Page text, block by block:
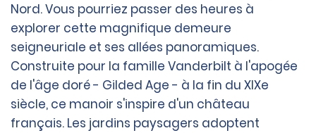
Nord. Vous pourriez passer des heures à
explorer cette magnifique demeure
seigneuriale et ses allées panoramiques.
Construite pour la famille Vanderbilt à l'apogée
de l'âge doré - Gilded Age - à la fin du XIXe
siècle, ce manoir s'inspire d'un château
français. Les jardins paysagers adoptent